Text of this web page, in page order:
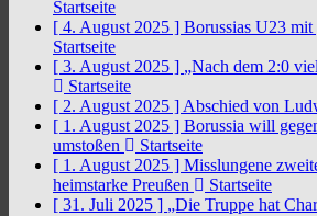
Startseite
[ 4. August 2025 ] Borussias U23 mit
Startseite
[ 3. August 2025 ] „Nach dem 2:0
Startseite
[ 2. August 2025 ] Abschied von
[ 1. August 2025 ] Borussia will
umstoßen
Startseite
[ 1. August 2025 ] Misslungene
heimstarke Preußen
Startseite
[ 31. Juli 2025 ] „Die Truppe hat